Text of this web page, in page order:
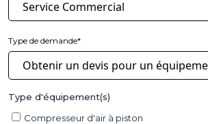
Type de demande*